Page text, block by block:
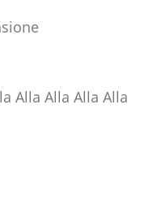
Alla Alla Alla Alla